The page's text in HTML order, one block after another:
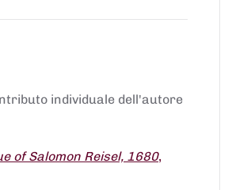
individuale dell'autore
of Salomon Reisel, 1680,